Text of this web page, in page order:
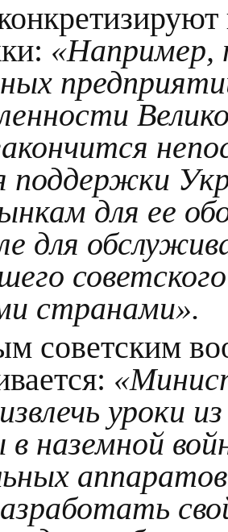
«Например,
поддержки
для ее
для
странами».
советским
уроки
наземной